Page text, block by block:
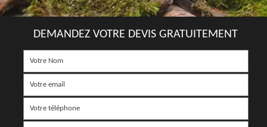
DEMANDEZ VOTRE DEVIS GRATUITEMENT